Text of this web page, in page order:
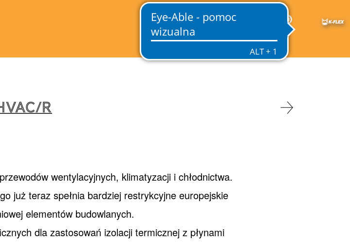
PL
R
wentylacyjnych, klimatyzacji i chłodnictwa.
już teraz spełnia bardziej restrykcyjne europejskie
elementów budowlanych.
dla zastosowań izolacji termicznej z płynami